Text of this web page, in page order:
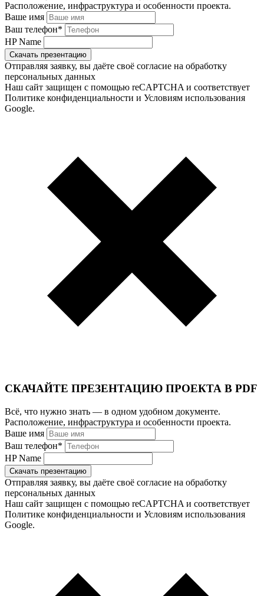
Расположение, инфраструктура и особенности проекта.
Ваше имя
Ваш телефон*
HP Name
Скачать презентацию
Отправляя заявку, вы даёте своё согласие на обработку
персональных данных
Наш сайт защищен с помощью reCAPTCHA и соответствует
Политике конфиденциальности и Условиям использования
Google.
СКАЧАЙТЕ ПРЕЗЕНТАЦИЮ ПРОЕКТА В PDF
Всё, что нужно знать — в одном удобном документе.
Расположение, инфраструктура и особенности проекта.
Ваше имя
Ваш телефон*
HP Name
Скачать презентацию
Отправляя заявку, вы даёте своё согласие на обработку
персональных данных
Наш сайт защищен с помощью reCAPTCHA и соответствует
Политике конфиденциальности и Условиям использования
Google.